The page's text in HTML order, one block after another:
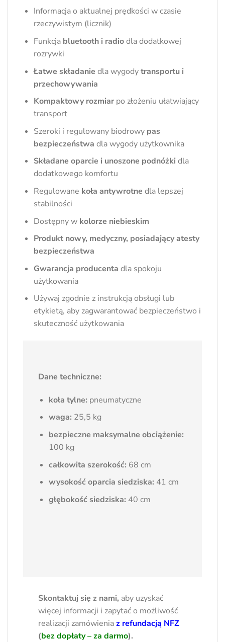
Informacja o aktualnej prędkości w czasie
rzeczywistym (licznik)
Funkcjabluetooth i radiodla dodatkowej
rozrywki
Łatwe składanie dla wygodytransportu i
przechowywania
Kompaktowy rozmiarpo złożeniu ułatwiający
transport
Szeroki i regulowany biodrowy pas
bezpieczeństwa dla wygody użytkownika
Składane oparcie i unoszone podnóżki dla
dodatkowego komfortu
Regulowane koła antywrotne dla lepszej
stabilności
Dostępny w kolorze niebieskim
Produkt nowy, medyczny, posiadający atesty
bezpieczeństwa
Gwarancja producenta dla spokoju
użytkowania
Używaj zgodnie z instrukcją obsługi lub
etykietą, aby zagwarantować bezpieczeństwo i
skuteczność użytkowania
Dane techniczne:
koła tylne: pneumatyczne
waga: 25,5 kg
bezpieczne maksymalne obciążenie:
100 kg
całkowita szerokość: 68 cm
wysokość oparcia siedziska: 41 cm
głębokość siedziska: 40 cm
Skontaktuj się z nami, aby uzyskać
więcej informacji i zapytać o możliwość
realizacji zamówieniaz refundacją NFZ
(bez dopłaty – za darmo).